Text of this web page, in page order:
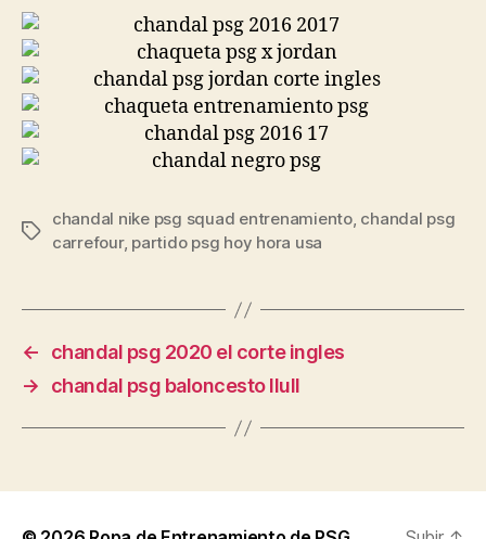
Etiquetas
chandal nike psg squad entrenamiento, chandal psg
carrefour, partido psg hoy hora usa
←
chandal psg 2020 el corte ingles
→
chandal psg baloncesto llull